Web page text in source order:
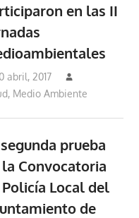
en las II
abril, 2017
, Medio Ambiente
prueba
Convocatoria
Local del
de